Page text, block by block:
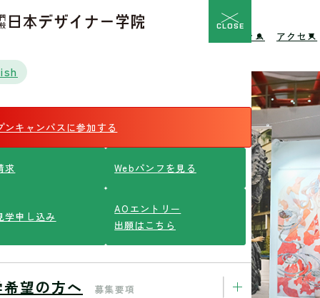
コラム アクセス
CLOSE
ンキャンパスに参加する
求 Webパンフを見る
学申し込み
AOエントリー
出願はこちら
望の方へ 募集要項